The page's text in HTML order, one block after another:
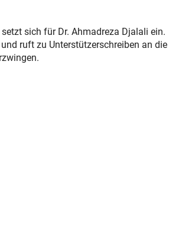
sich für Dr. Ahmadreza Djalali ein.
ruft zu Unterstützerschreiben an die